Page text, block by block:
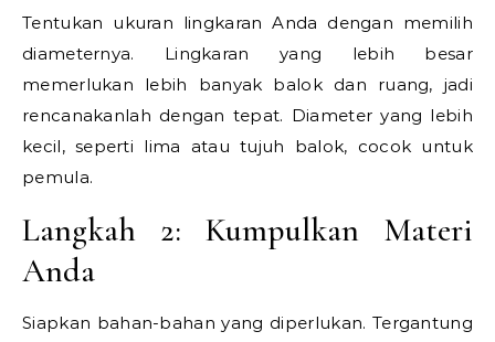
Tentukan ukuran lingkaran Anda dengan memilih
diameternya. Lingkaran yang lebih besar
memerlukan lebih banyak balok dan ruang, jadi
rencanakanlah dengan tepat. Diameter yang lebih
kecil, seperti lima atau tujuh balok, cocok untuk
pemula.
Langkah 2: Kumpulkan Materi
Anda
Siapkan bahan-bahan yang diperlukan. Tergantung